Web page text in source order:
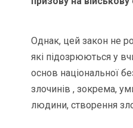
Однак, цей закон не
які підозрюються у
основ національної
злочинів , зокрема,
людини, створення